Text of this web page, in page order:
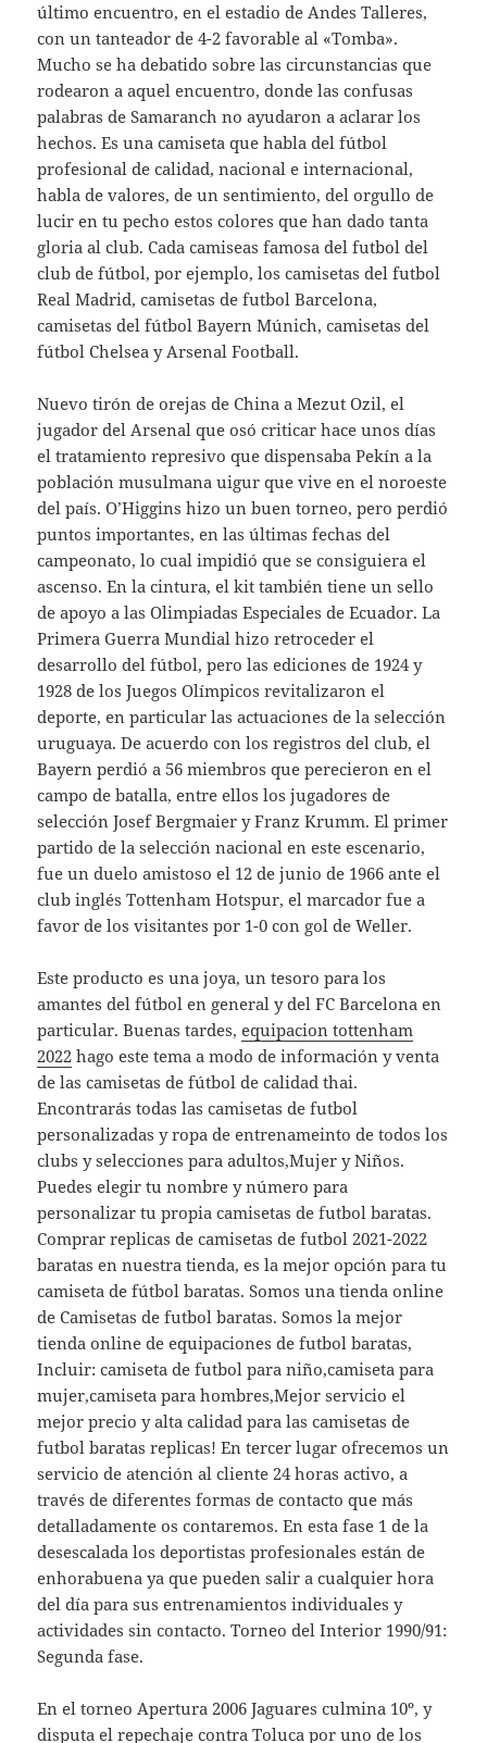
último encuentro, en el estadio de Andes Talleres,
con un tanteador de 4-2 favorable al «Tomba».
Mucho se ha debatido sobre las circunstancias que
rodearon a aquel encuentro, donde las confusas
palabras de Samaranch no ayudaron a aclarar los
hechos. Es una camiseta que habla del fútbol
profesional de calidad, nacional e internacional,
habla de valores, de un sentimiento, del orgullo de
lucir en tu pecho estos colores que han dado tanta
gloria al club. Cada camiseas famosa del futbol del
club de fútbol, por ejemplo, los camisetas del futbol
Real Madrid, camisetas de futbol Barcelona,
camisetas del fútbol Bayern Múnich, camisetas del
fútbol Chelsea y Arsenal Football.
Nuevo tirón de orejas de China a Mezut Ozil, el
jugador del Arsenal que osó criticar hace unos días
el tratamiento represivo que dispensaba Pekín a la
población musulmana uigur que vive en el noroeste
del país. O’Higgins hizo un buen torneo, pero perdió
puntos importantes, en las últimas fechas del
campeonato, lo cual impidió que se consiguiera el
ascenso. En la cintura, el kit también tiene un sello
de apoyo a las Olimpiadas Especiales de Ecuador. La
Primera Guerra Mundial hizo retroceder el
desarrollo del fútbol, pero las ediciones de 1924 y
1928 de los Juegos Olímpicos revitalizaron el
deporte, en particular las actuaciones de la selección
uruguaya. De acuerdo con los registros del club, el
Bayern perdió a 56 miembros que perecieron en el
campo de batalla, entre ellos los jugadores de
selección Josef Bergmaier y Franz Krumm. El primer
partido de la selección nacional en este escenario,
fue un duelo amistoso el 12 de junio de 1966 ante el
club inglés Tottenham Hotspur, el marcador fue a
favor de los visitantes por 1-0 con gol de Weller.
Este producto es una joya, un tesoro para los
amantes del fútbol en general y del FC Barcelona en
particular. Buenas tardes,equipacion tottenham
2022 hago este tema a modo de información y venta
de las camisetas de fútbol de calidad thai.
Encontrarás todas las camisetas de futbol
personalizadas y ropa de entrenameinto de todos los
clubs y selecciones para adultos,Mujer y Niños.
Puedes elegir tu nombre y número para
personalizar tu propia camisetas de futbol baratas.
Comprar replicas de camisetas de futbol 2021-2022
baratas en nuestra tienda, es la mejor opción para tu
camiseta de fútbol baratas. Somos una tienda online
de Camisetas de futbol baratas. Somos la mejor
tienda online de equipaciones de futbol baratas,
Incluir: camiseta de futbol para niño,camiseta para
mujer,camiseta para hombres,Mejor servicio el
mejor precio y alta calidad para las camisetas de
futbol baratas replicas! En tercer lugar ofrecemos un
servicio de atención al cliente 24 horas activo, a
través de diferentes formas de contacto que más
detalladamente os contaremos. En esta fase 1 de la
desescalada los deportistas profesionales están de
enhorabuena ya que pueden salir a cualquier hora
del día para sus entrenamientos individuales y
actividades sin contacto. Torneo del Interior 1990/91:
Segunda fase.
En el torneo Apertura 2006 Jaguares culmina 10º, y
disputa el repechaje contra Toluca por uno de los